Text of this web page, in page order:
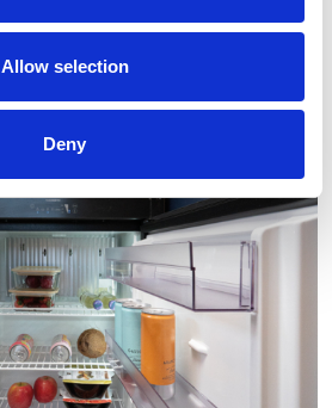
Allow selection
Deny